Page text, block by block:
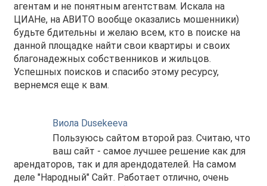
агентам и не понятным агентствам. Искала на
ЦИАНе, на АВИТО вообще оказались мошенники)
будьте бдительны и желаю всем, кто в поиске на
данной площадке найти свои квартиры и своих
благонадежных собственников и жильцов.
Успешных поисков и спасибо этому ресурсу,
вернемся еще к вам.
Виола Dusekeeva
Пользуюсь сайтом второй раз. Считаю, что
ваш сайт - самое лучшее решение как для
арендаторов, так и для арендодателей. На самом
деле "Народный" Сайт. Работает отлично, очень